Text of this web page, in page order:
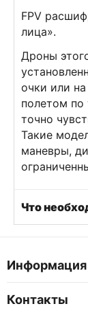
FPV
лица».
Дроны
очки или
полетом
точно
Такие
маневры,
Что
Информация
Контакты